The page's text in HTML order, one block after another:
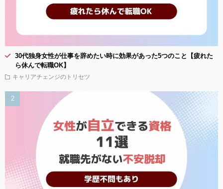
30代独身女性が仕事を辞めたい時に効果があった5つのこと【疲れた
ら休んで転職OK】
キャリアチェンジのトリセツ